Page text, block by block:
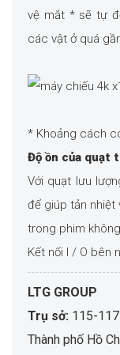
vệ mắt * sẽ tự
các vật ở quá
* Khoảng cách
Độ ồn của quạt
Với quạt lưu
để giúp tản nhiệt
trong phim
Kết nối I / O bên
LTG GROUP
Trụ sở: 115-
Thành phố Hồ